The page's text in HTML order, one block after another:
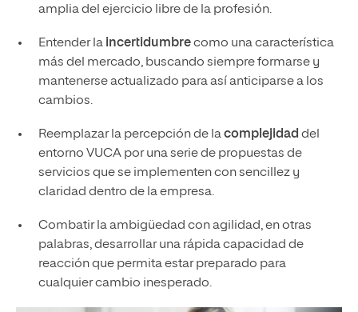
amplia del ejercicio libre de la profesión.
Entender la incertidumbrecomo una característica
más del mercado, buscando siempre formarse y
mantenerse actualizado para así anticiparse a los
cambios.
Reemplazar la percepción de lacomplejidad del
entorno VUCA por una serie de propuestas de
servicios que se implementen con sencillez y
claridad dentro de la empresa.
Combatir la ambigüedad con agilidad, en otras
palabras, desarrollar una rápida capacidad de
reacción que permita estar preparado para
cualquier cambio inesperado.